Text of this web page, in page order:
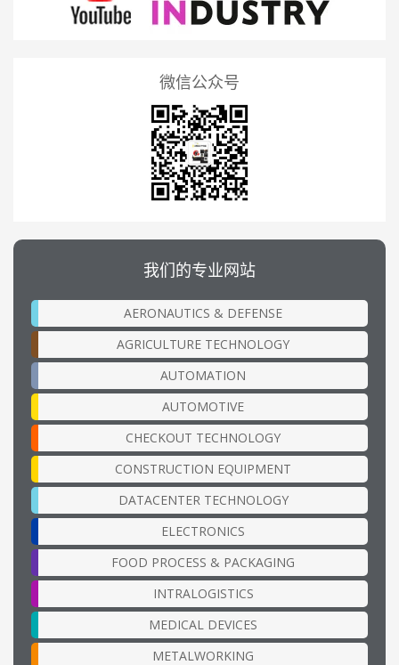
微信公众号
我们的专业网站
AERONAUTICS & DEFENSE
AGRICULTURE TECHNOLOGY
AUTOMATION
AUTOMOTIVE
CHECKOUT TECHNOLOGY
CONSTRUCTION EQUIPMENT
DATACENTER TECHNOLOGY
ELECTRONICS
FOOD PROCESS & PACKAGING
INTRALOGISTICS
MEDICAL DEVICES
METALWORKING